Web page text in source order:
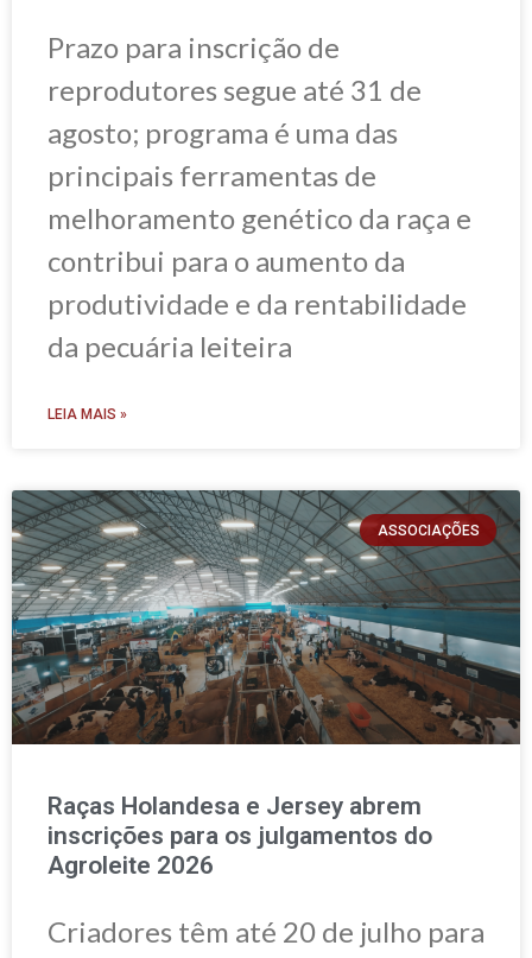
Prazo para inscrição de
reprodutores segue até 31 de
agosto; programa é uma das
principais ferramentas de
melhoramento genético da raça e
contribui para o aumento da
produtividade e da rentabilidade
da pecuária leiteira
LEIA MAIS »
ASSOCIAÇÕES
Raças Holandesa e Jersey abrem
inscrições para os julgamentos do
Agroleite 2026
Criadores têm até 20 de julho para